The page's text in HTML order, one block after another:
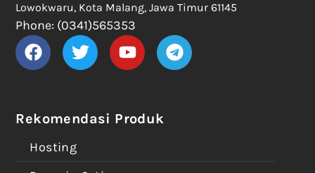
Rekomendasi Produk
Hosting
Lowokwaru, Kota Malang, Jawa Timur 61145
Phone: (0341)565353